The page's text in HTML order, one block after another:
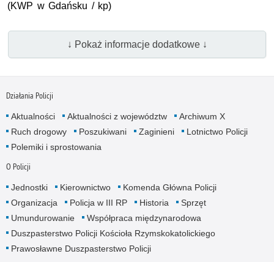
(KWP w Gdańsku / kp)
↓ Pokaż informacje dodatkowe ↓
Działania Policji
Aktualności Aktualności z województw
Archiwum X
Ruch drogowy
Poszukiwani Zaginieni
Lotnictwo Policji
Polemiki i sprostowania
O Policji
Jednostki Kierownictwo
Komenda Główna Policji
Organizacja
Policja w III RP Historia
Sprzęt
Umundurowanie
Współpraca międzynarodowa
Duszpasterstwo Policji Kościoła Rzymskokatolickiego
Prawosławne Duszpasterstwo Policji